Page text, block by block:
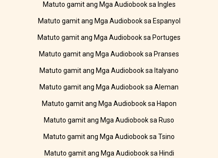
Matuto gamit ang Mga Audiobook sa Ingles
Matuto gamit ang Mga Audiobook sa Espanyol
Matuto gamit ang Mga Audiobook sa Portuges
Matuto gamit ang Mga Audiobook sa Pranses
Matuto gamit ang Mga Audiobook sa Italyano
Matuto gamit ang Mga Audiobook sa Aleman
Matuto gamit ang Mga Audiobook sa Hapon
Matuto gamit ang Mga Audiobook sa Ruso
Matuto gamit ang Mga Audiobook sa Tsino
Matuto gamit ang Mga Audiobook sa Hindi